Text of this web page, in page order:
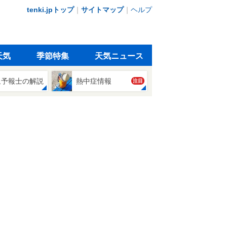
tenki.jpトップ｜ サイトマップ｜ ヘルプ
気 季節特集 天気ニュース
報士の解説 熱中症情報 注目